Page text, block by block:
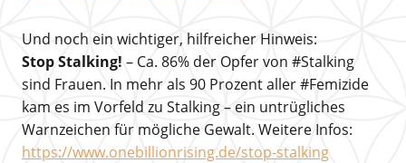
Und noch ein wichtiger, hilfreicher Hinweis:
Stop Stalking! – Ca. 86% der Opfer von #Stalking
sind Frauen. In mehr als 90 Prozent aller #Femizide
kam es im Vorfeld zu Stalking – ein untrügliches
Warnzeichen für mögliche Gewalt. Weitere Infos:
https://www.onebillionrising.de/stop-stalking